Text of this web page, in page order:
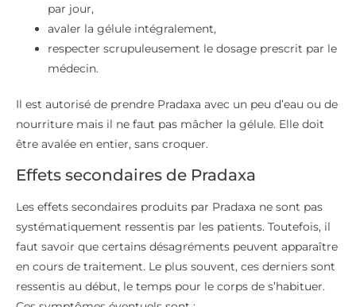
par jour,
avaler la gélule intégralement,
respecter scrupuleusement le dosage prescrit par le
médecin.
Il est autorisé de prendre Pradaxa avec un peu d’eau ou de
nourriture mais il ne faut pas mâcher la gélule. Elle doit
être avalée en entier, sans croquer.
Effets secondaires de Pradaxa
Les effets secondaires produits par Pradaxa ne sont pas
systématiquement ressentis par les patients. Toutefois, il
faut savoir que certains désagréments peuvent apparaître
en cours de traitement. Le plus souvent, ces derniers sont
ressentis au début, le temps pour le corps de s’habituer.